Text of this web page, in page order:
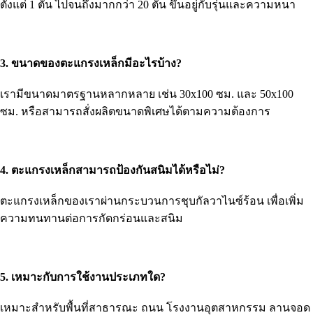
ตั้งแต่ 1 ตัน ไปจนถึงมากกว่า 20 ตัน ขึ้นอยู่กับรุ่นและความหนา
3. ขนาดของตะแกรงเหล็กมีอะไรบ้าง?
เรามีขนาดมาตรฐานหลากหลาย เช่น 30x100 ซม. และ 50x100
ซม. หรือสามารถสั่งผลิตขนาดพิเศษได้ตามความต้องการ
4. ตะแกรงเหล็กสามารถป้องกันสนิมได้หรือไม่?
ตะแกรงเหล็กของเราผ่านกระบวนการชุบกัลวาไนซ์ร้อน เพื่อเพิ่ม
ความทนทานต่อการกัดกร่อนและสนิม
5. เหมาะกับการใช้งานประเภทใด?
เหมาะสำหรับพื้นที่สาธารณะ ถนน โรงงานอุตสาหกรรม ลานจอด